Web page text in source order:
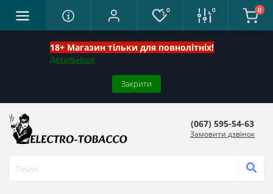
18+ Магазин тільки для повнолітніх!
Детальніше
Закрити
0 0 0
(067) 595-54-63
Замовити дзвінок